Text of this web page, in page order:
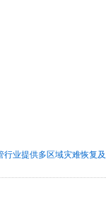
业提供多区域灾难恢复及